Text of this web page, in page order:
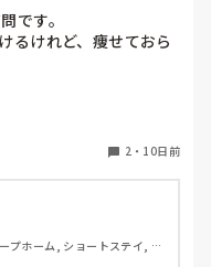
。）
にとっては貴重な存在に
者様と会話はするの
支援が受けられる可能
です。
るけれど、痩せておら
ら漏れてしまう方がた
とんどです。
の選び方・当て方など
2 ・ 10日前
プホーム, ショートステイ, デ